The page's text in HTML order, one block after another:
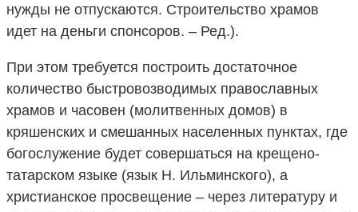
нужды не отпускаются. Строительство храмов
идет на деньги спонсоров. – Ред.).
При этом требуется построить достаточное
количество быстровозводимых православных
храмов и часовен (молитвенных домов) в
кряшенских и смешанных населенных пунктах, где
богослужение будет совершаться на крещено-
татарском языке (язык Н. Ильминского), а
христианское просвещение – через литературу и